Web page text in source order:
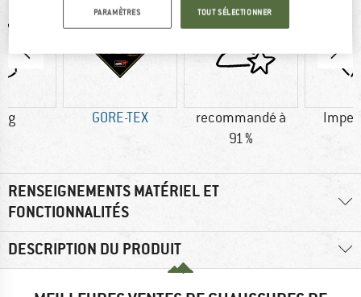
g GORE-TEX
recommandé à
91 %
RENSEIGNEMENTS MATÉRIEL ET
FONCTIONNALITÉS
DESCRIPTION DU PRODUIT
PARAMÈTRES TOUT SÉLECTIONNER